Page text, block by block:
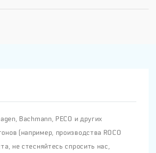
Bachmann, PECO и других
(например, производства ROCO
не стесняйтесь спросить нас,